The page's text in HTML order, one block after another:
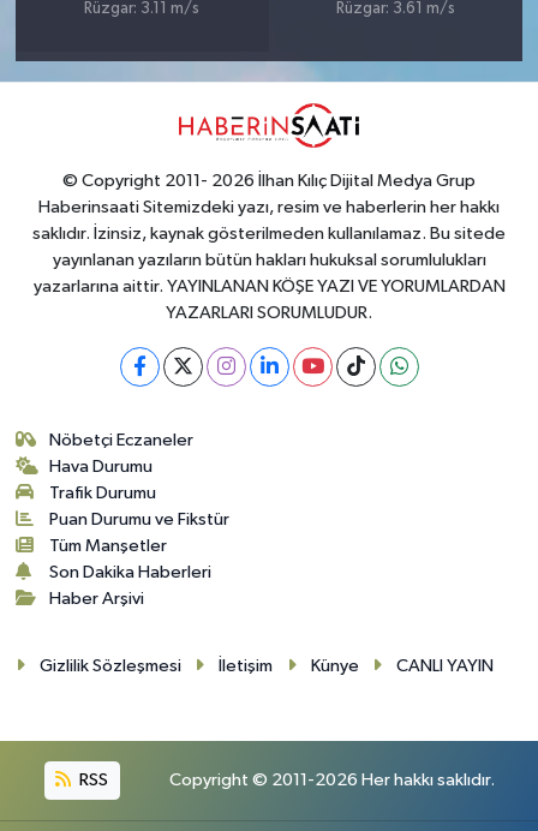
Rüzgar: 3.11 m/s
Rüzgar: 3.61 m/s
© Copyright 2011- 2026 İlhan Kılıç Dijital Medya Grup
Haberinsaati Sitemizdeki yazı, resim ve haberlerin her hakkı
saklıdır. İzinsiz, kaynak gösterilmeden kullanılamaz. Bu sitede
yayınlanan yazıların bütün hakları hukuksal sorumlulukları
yazarlarına aittir. YAYINLANAN KÖŞE YAZI VE YORUMLARDAN
YAZARLARI SORUMLUDUR.
Nöbetçi Eczaneler
Hava Durumu
Trafik Durumu
Puan Durumu ve Fikstür
Tüm Manşetler
Son Dakika Haberleri
Haber Arşivi
Gizlilik Sözleşmesi İletişim Künye CANLI YAYIN
RSS Copyright © 2011-2026 Her hakkı saklıdır.